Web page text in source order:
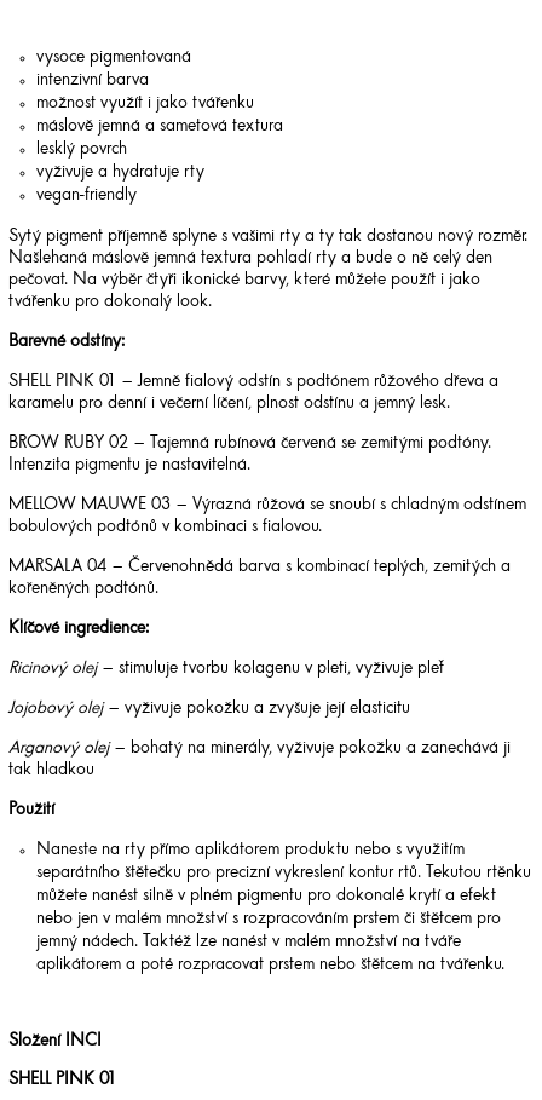
vysoce pigmentovaná
intenzivní barva
možnost využít i jako tvářenku
máslově jemná a sametová textura
lesklý povrch
vyživuje a hydratuje rty
vegan-friendly
Sytý pigment příjemně splyne s vašimi rty a ty tak dostanou nový rozměr.
Našlehaná máslově jemná textura pohladí rty a bude o ně celý den
pečovat. Na výběr čtyři ikonické barvy, které můžete použít i jako
tvářenku pro dokonalý look.
Barevné odstíny:
SHELL PINK 01 – Jemně fialový odstín s podtónem růžového dřeva a
karamelu pro denní i večerní líčení, plnost odstínu a jemný lesk.
BROW RUBY 02 – Tajemná rubínová červená se zemitými podtóny.
Intenzita pigmentu je nastavitelná.
MELLOW MAUWE 03 – Výrazná růžová se snoubí s chladným odstínem
bobulových podtónů v kombinaci s fialovou.
MARSALA 04 – Červenohnědá barva s kombinací teplých, zemitých a
kořeněných podtónů.
Klíčové ingredience:
Ricinový olej– stimuluje tvorbu kolagenu v pleti, vyživuje pleť
Jojobový olej– vyživuje pokožku a zvyšuje její elasticitu
Arganový olej– bohatý na minerály, vyživuje pokožku a zanechává ji
tak hladkou
Použití
Naneste na rty přímo aplikátorem produktu nebo s využitím
separátního štětečku pro precizní vykreslení kontur rtů. Tekutou rtěnku
můžete nanést silně v plném pigmentu pro dokonalé krytí a efekt
nebo jen v malém množství s rozpracováním prstem či štětcem pro
jemný nádech. Taktéž lze nanést v malém množství na tváře
aplikátorem a poté rozpracovat prstem nebo štětcem na tvářenku.
Složení INCI
SHELL PINK 01